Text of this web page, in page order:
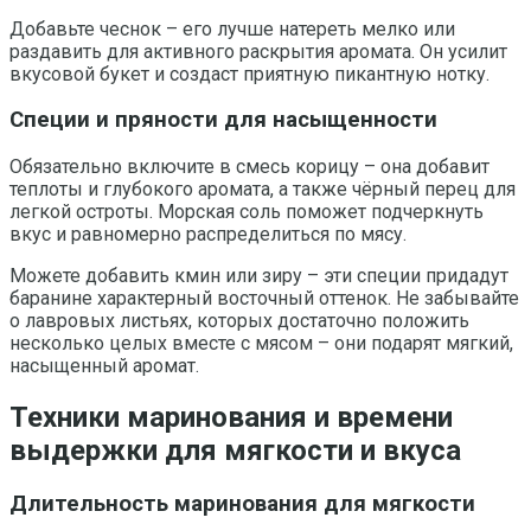
Добавьте чеснок – его лучше натереть мелко или
раздавить для активного раскрытия аромата. Он усилит
вкусовой букет и создаст приятную пикантную нотку.
Специи и пряности для насыщенности
Обязательно включите в смесь корицу – она добавит
теплоты и глубокого аромата, а также чёрный перец для
легкой остроты. Морская соль поможет подчеркнуть
вкус и равномерно распределиться по мясу.
Можете добавить кмин или зиру – эти специи придадут
баранине характерный восточный оттенок. Не забывайте
о лавровых листьях, которых достаточно положить
несколько целых вместе с мясом – они подарят мягкий,
насыщенный аромат.
Техники маринования и времени
выдержки для мягкости и вкуса
Длительность маринования для мягкости